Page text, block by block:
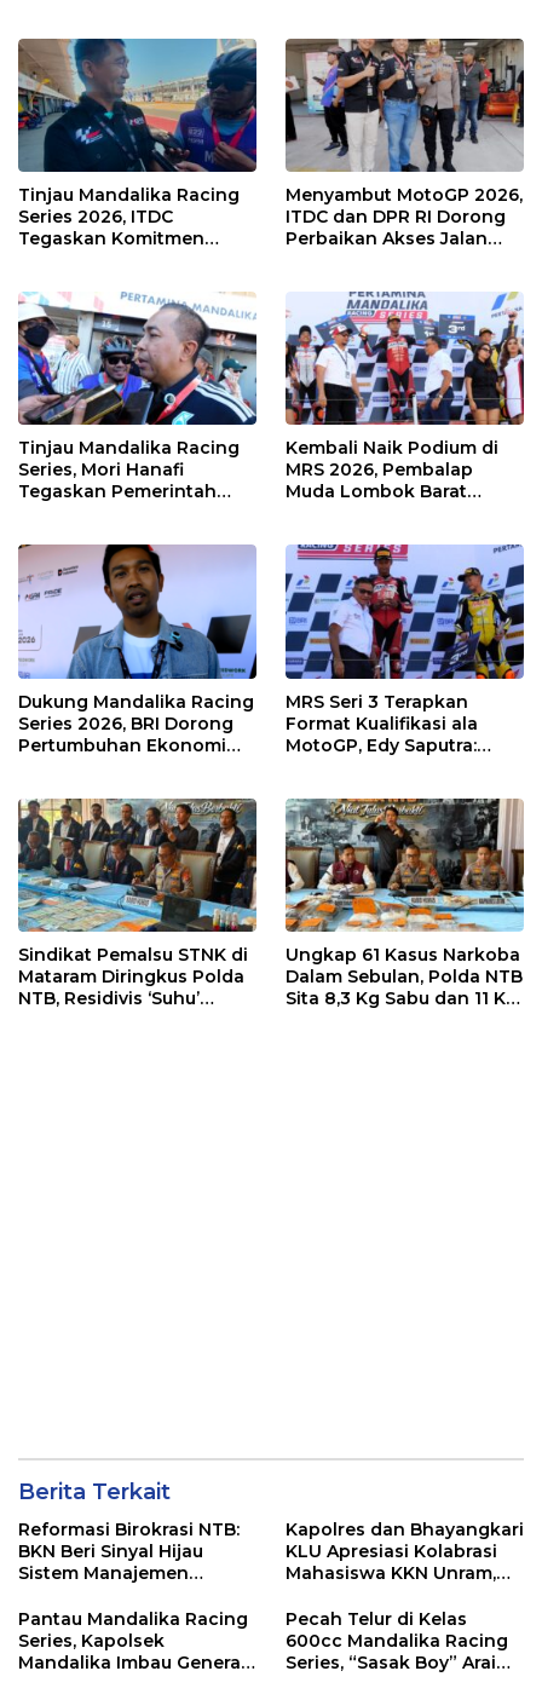
Tinjau Mandalika Racing
Series 2026, ITDC
Tegaskan Komitmen
Kawasan
Menyambut MotoGP 2026,
ITDC dan DPR RI Dorong
Perbaikan Akses Jalan
Tinjau Mandalika Racing
Series, Mori Hanafi
Tegaskan Pemerintah
Kembali Naik Podium di
MRS 2026, Pembalap
Muda Lombok Barat
Dukung Mandalika Racing
Series 2026, BRI Dorong
Pertumbuhan Ekonomi
MRS Seri 3 Terapkan
Format Kualifikasi ala
MotoGP, Edy Saputra:
Sindikat Pemalsu STNK di
Mataram Diringkus Polda
NTB, Residivis ‘Suhu’
Ungkap 61 Kasus Narkoba
Dalam Sebulan, Polda NTB
Sita 8,3 Kg Sabu dan 11 Kg
Berita Terkait
Reformasi Birokrasi NTB:
BKN Beri Sinyal Hijau
Sistem Manajemen
Kapolres dan Bhayangkari
KLU Apresiasi Kolabrasi
Mahasiswa KKN Unram,
Sampah Jadi Rupiah
Pantau Mandalika Racing
Series, Kapolsek
Mandalika Imbau Generasi
Pecah Telur di Kelas
600cc Mandalika Racing
Series, “Sasak Boy” Arai